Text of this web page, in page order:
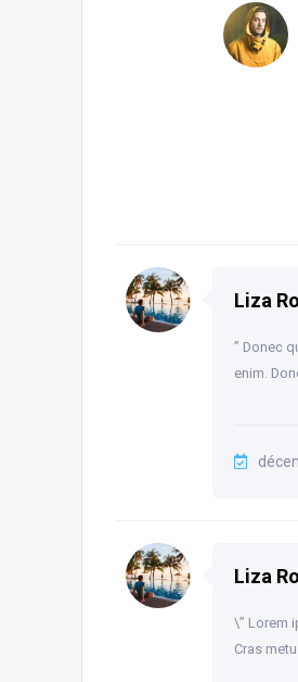
Liza
” Donec
enim.
Liza
\” Lorem
Cras